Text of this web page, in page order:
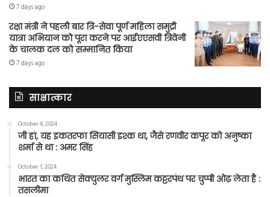
7 days ago
रक्षा मंत्री ने पहली बार त्रि-सेवा पूर्ण महिला समुद्री
यात्रा अभियान को पूरा करने पर आईएएसवी त्रिवेनी
के चालक दल को सम्मानित किया
7 days ago
साक्षात्कार
October 4, 2024
जी हां, यह इकतरफा सियासी इश्क था, जैसे रणवीर कपूर को अनुष्का
शर्मा से था : अमर सिंह
October 1, 2024
भारत का कथित सेक्युलर वर्ग मुस्लिम कट्टरपंथ पर चुप्पी ओढ़ लेता है :
तसलीमा